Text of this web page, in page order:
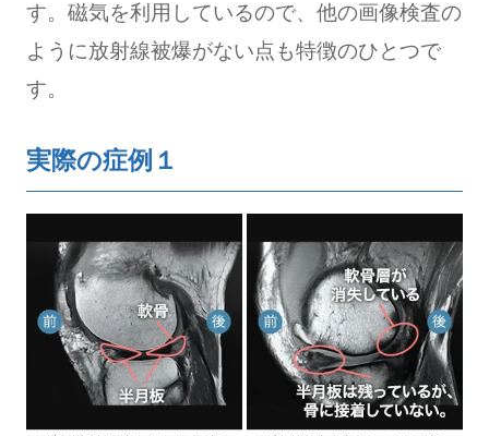
す。磁気を利用しているので、他の画像検査の
ように放射線被爆がない点も特徴のひとつで
す。
実際の症例１